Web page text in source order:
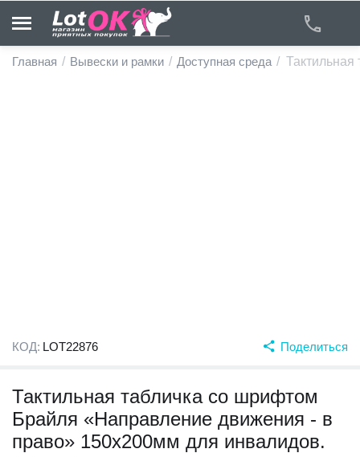
Главная / Вывески и рамки / Доступная среда /
КОД: LOT22876 Поделиться
Тактильная табличка со шрифтом
Брайля «Направление движения - в
право» 150х200мм для инвалидов.